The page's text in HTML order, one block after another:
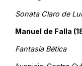
Sonata Claro de
Manuel de Falla
Fantasía Bética